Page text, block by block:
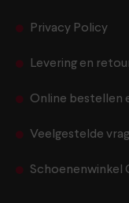
Privacy Policy
Levering en
Online bestellen
Veelgestelde
Schoenenwinkel